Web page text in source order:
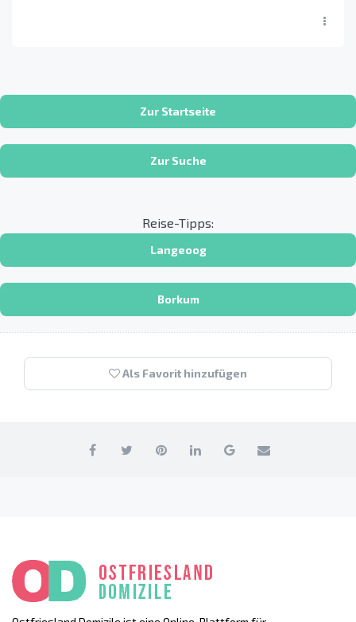
Zur Startseite
Zur Suche
Reise-Tipps:
Langeoog
Borkum
Als Favorit hinzufügen